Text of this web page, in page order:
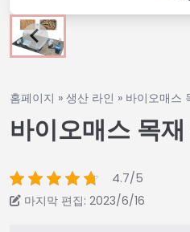
홈페이지 » 생산 라인 » 바이오매스
바이오매스 목
4.7/5
마지막 편집: 2023/6/16